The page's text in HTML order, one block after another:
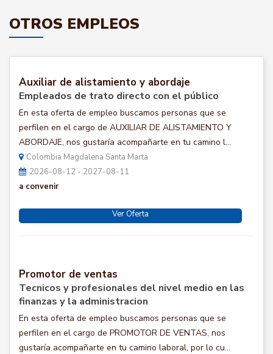
OTROS EMPLEOS
Auxiliar de alistamiento y abordaje
Empleados de trato directo con el público
En esta oferta de empleo buscamos personas que se
perfilen en el cargo de AUXILIAR DE ALISTAMIENTO Y
ABORDAJE, nos gustaría acompañarte en tu camino l...
Colombia Magdalena Santa Marta
2026-08-12 - 2027-08-11
a convenir
Ver Oferta
Promotor de ventas
Tecnicos y profesionales del nivel medio en las
finanzas y la administracion
En esta oferta de empleo buscamos personas que se
perfilen en el cargo de PROMOTOR DE VENTAS, nos
gustaría acompañarte en tu camino laboral, por lo cu...